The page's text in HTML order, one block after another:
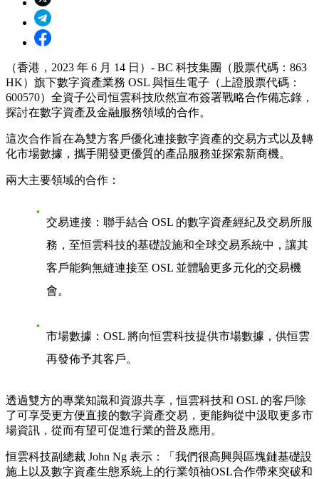
（香港，2023 年 6 月 14 日）- BC 科技集團（股票代碼：863
HK）旗下數字資產業務 OSL 與恒生電子（上證股票代碼：
600570）全資子公司恒雲科技欣然宣布簽署戰略合作備忘錄，
探討在數字資產及金融服務領域的合作。
這次合作旨在為雙方客戶優化連接數字資產的交易方式以及轉
化市場數據，攜手開發更優質的產品服務並探索新商機。
兩大主要領域的合作：
交易連接 ：聯手結合 OSL 的數字資產經紀及交易所服
務，至恒雲科技的基礎設施和全球交易系統中，讓其
客戶能夠無縫連接至 OSL 並體驗更多元化的交易機
會。
市場數據 ：OSL 將向恒雲科技提供市場數據，供恒雲
再發佈予其客戶。
透過雙方的專業知識和資源共享，恒雲科技和 OSL 的客戶除
了可享受更方便直接的數字資產交易，更能夠從中汲取更多市
場資訊，從而有望可促進行業的普及應用。
恒雲科技副總裁 John Ng 表示：「我們很高興與區塊鏈基礎設
施上以及數字資產生態系統上的行業領䄂OSL合作帶來突破和